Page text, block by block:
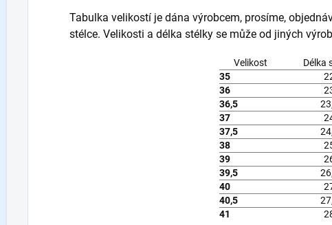
Tabulka velikostí je dána výrobcem, prosíme,
stélce. Velikosti a délka stélky se může od jiných
Velikost
Délka
35
36
36,5
37
37,5
38
39
39,5
40
40,5
41